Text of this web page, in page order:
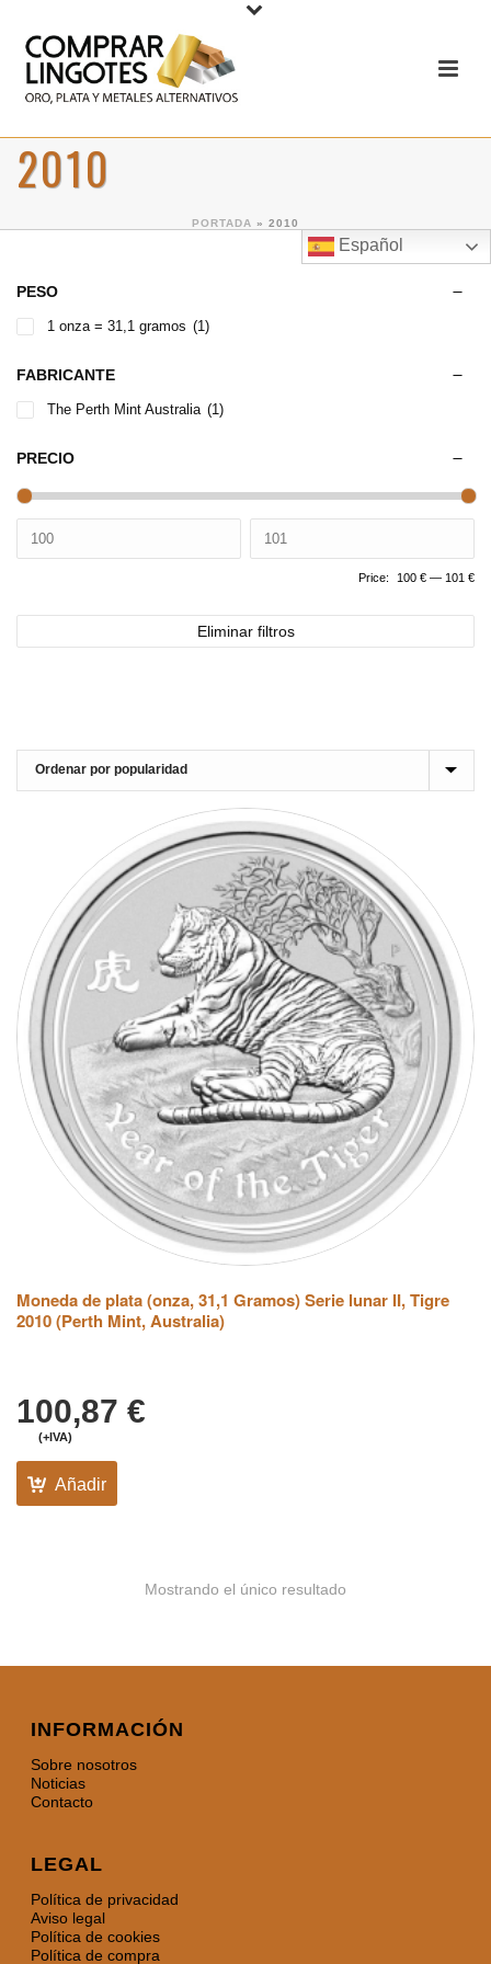
2010
PORTADA » 2010
Español
Moneda de plata (onza, 31,1 Gramos) Serie lunar II, Tigre
2010 (Perth Mint, Australia)
100,87 €
(+IVA)
Añadir
Mostrando el único resultado
PESO
1 onza = 31,1 gramos (1)
FABRICANTE
The Perth Mint Australia (1)
PRECIO
Price: 100 € — 101 €
Eliminar filtros
INFORMACIÓN
Sobre nosotros
Noticias
Contacto
LEGAL
Política de privacidad
Aviso legal
Política de cookies
Política de compra